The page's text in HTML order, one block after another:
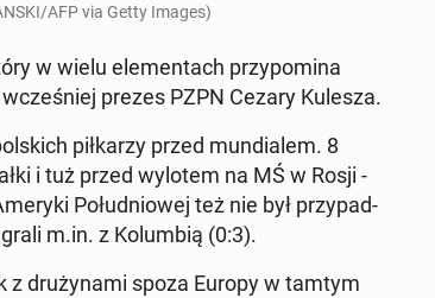
AFP via Getty Images)
w wielu el­e­men­tach przy­pom­i­na
prezes PZPN Cezary Kulesza.
piłkarzy przed mundi­alem. 8
i tuż przed wylotem na MŚ w Rosji -
Połud­niowej też nie był przy­pad­
m.in. z Kolumbią (0:3).
z druży­na­mi spoza Europy w tamtym